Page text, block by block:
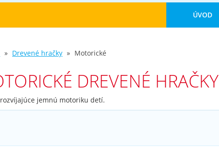
ÚVOD
Drevené hračky Motorické
DREVENÉ HRAČKY
jemnú motoriku detí.